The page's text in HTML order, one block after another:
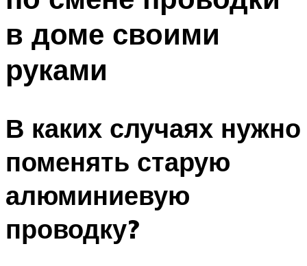
в доме своими
руками
В каких случаях нужно
поменять старую
алюминиевую
проводку?